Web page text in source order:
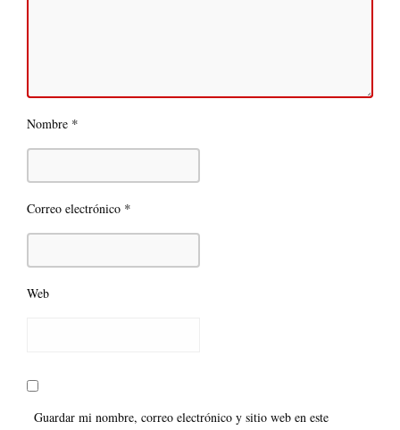
Nombre *
Correo electrónico *
Web
Guardar mi nombre, correo electrónico y sitio web en este